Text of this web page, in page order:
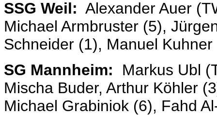
SSG Weil: Alexander Auer
Michael Armbruster (5),
Schneider (1), Manuel
SG Mannheim: Markus Ubl
Mischa Buder, Arthur Köhler
Michael Grabiniok (6), Fahd